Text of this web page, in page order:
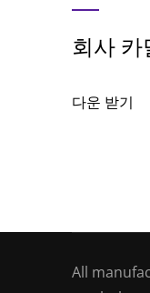
회사 카
다운 받기
All